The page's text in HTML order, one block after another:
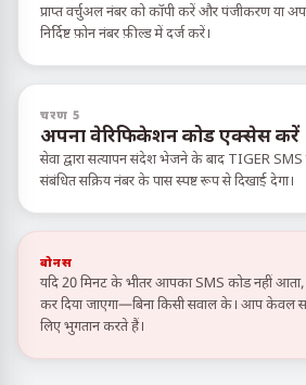
प्राप्त वर्चुअल नंबर को कॉपी करें और पंजीकरण या
निर्दिष्ट फ़ोन नंबर फ़ील्ड में दर्ज करें।
चरण 5
अपना वेरिफिकेशन कोड एक्सेस करें
सेवा द्वारा सत्यापन संदेश भेजने के बाद TIGER SMS
संबंधित सक्रिय नंबर के पास स्पष्ट रूप से दिखाई देगा।
बोनस
यदि 20 मिनट के भीतर आपका SMS कोड नहीं
कर दिया जाएगा—बिना किसी सवाल के। आप केवल
लिए भुगतान करते हैं।